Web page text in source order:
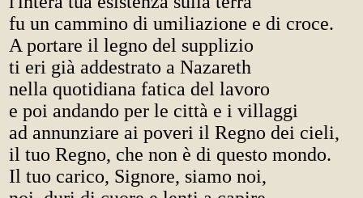
fu un cammino di umiliazione e di croce.
A portare il legno del supplizio
ti eri già addestrato a Nazareth
nella quotidiana fatica del lavoro
e poi andando per le città e i villaggi
ad annunziare ai poveri il Regno dei cieli,
il tuo Regno, che non è di questo mondo.
Il tuo carico, Signore, siamo noi,